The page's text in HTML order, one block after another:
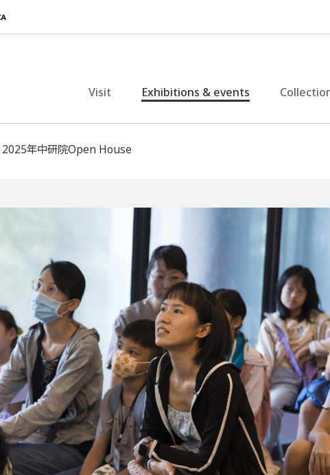
Visit Exhibitions & events
年中研院Open House